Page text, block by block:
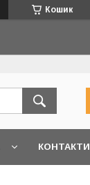
Кошик
КОНТАКТИ